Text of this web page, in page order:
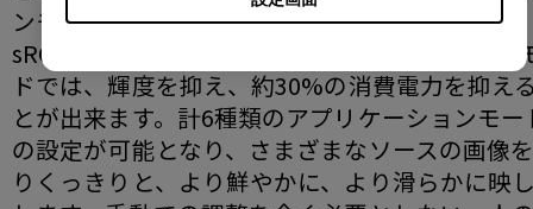
ンモード（スタンダード、ムービー、フォト、
sRGB、Game、Eco）を搭載しております。Eco
ドでは、輝度を抑え、約30%の消費電力を抑え
とが出来ます。計6種類のアプリケーションモー
の設定が可能となり、さまざまなソースの画像
りくっきりと、より鮮やかに、より滑らかに映